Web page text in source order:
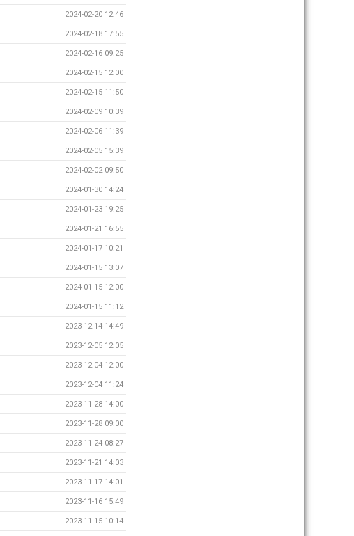
2024-02-20 12:46
2024-02-18 17:55
2024-02-16 09:25
2024-02-15 12:00
2024-02-15 11:50
2024-02-09 10:39
2024-02-06 11:39
2024-02-05 15:39
2024-02-02 09:50
2024-01-30 14:24
2024-01-23 19:25
2024-01-21 16:55
2024-01-17 10:21
2024-01-15 13:07
2024-01-15 12:00
2024-01-15 11:12
2023-12-14 14:49
2023-12-05 12:05
2023-12-04 12:00
2023-12-04 11:24
2023-11-28 14:00
2023-11-28 09:00
2023-11-24 08:27
2023-11-21 14:03
2023-11-17 14:01
2023-11-16 15:49
2023-11-15 10:14